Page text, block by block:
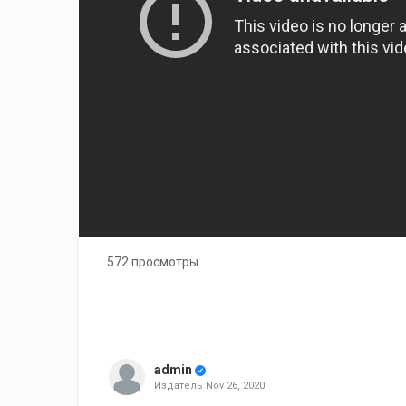
572 просмотры
admin
Издатель Nov 26, 2020